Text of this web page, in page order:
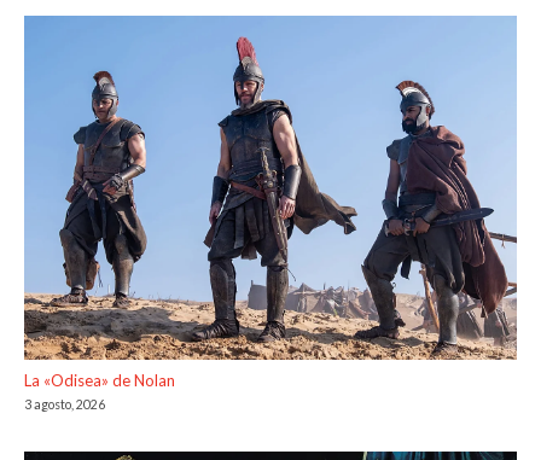
La «Odisea» de Nolan
3 agosto, 2026